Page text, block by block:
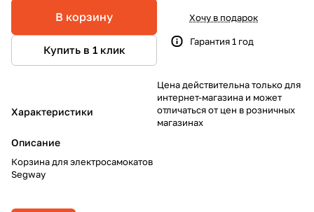
В корзину
Купить в 1 клик
Характеристики
Описание
Корзина для электросамокатов
Segway
Хочу в подарок
Гарантия 1 год
Цена действительна только для
интернет-магазина и может
отличаться от цен в розничных
магазинах